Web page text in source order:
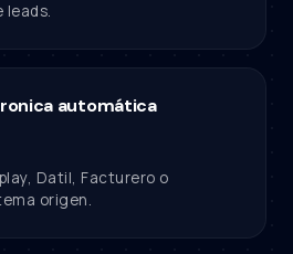
leads.
automática
Datil, Facturero o
origen.